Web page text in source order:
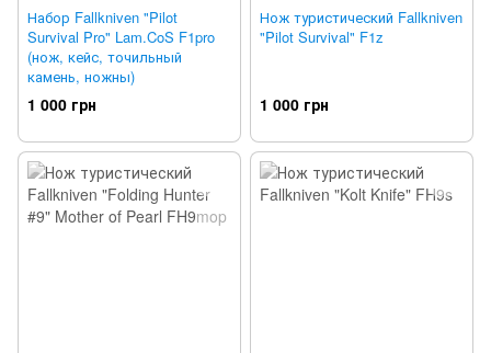
Набор Fallkniven "Pilot
Survival Pro" Lam.CoS F1pro
(нож, кейс, точильный
камень, ножны)
1 000 грн
Нож туристический Fallkniven
"Pilot Survival" F1z
1 000 грн